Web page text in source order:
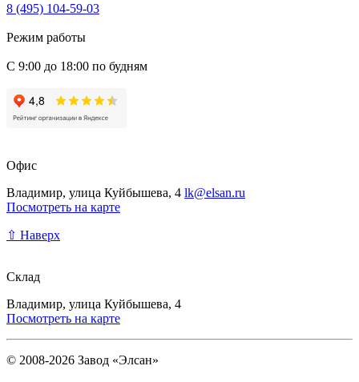
8 (495) 104-59-03
Режим работы
С 9:00 до 18:00 по будням
Офис
Владимир, улица Куйбышева, 4 lk@elsan.ru
Посмотреть на карте
⇧ Наверх
Склад
Владимир, улица Куйбышева, 4
Посмотреть на карте
© 2008-2026 Завод «Элсан»